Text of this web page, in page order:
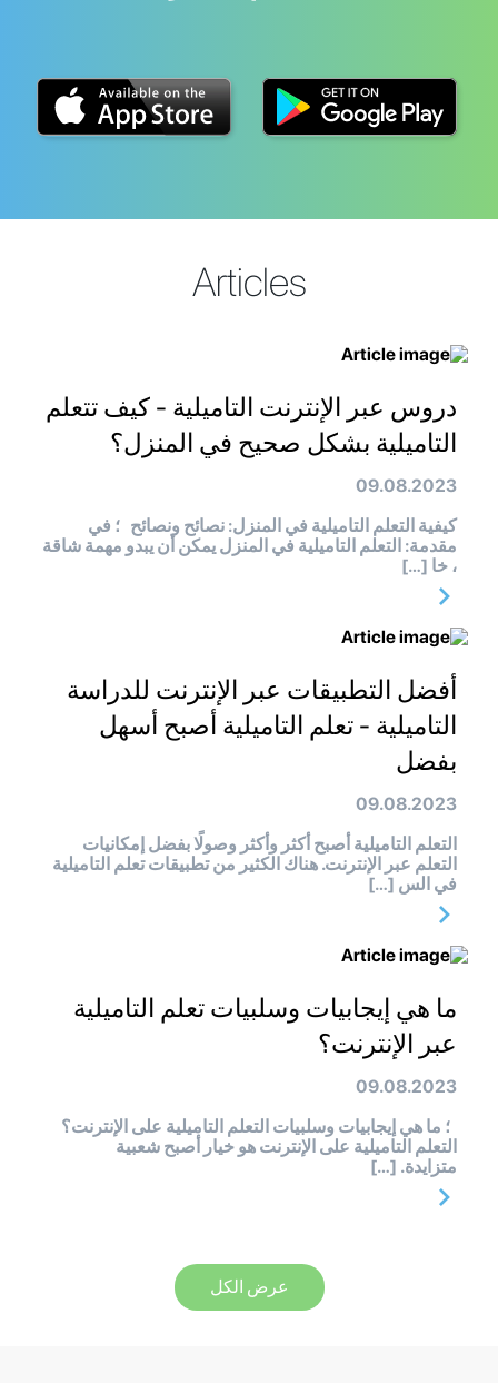
Articles
دروس عبر الإنترنت التاميلية - كيف تتعلم
التاميلية بشكل صحيح في المنزل؟
09.08.2023
كيفية التعلم التاميلية في المنزل: نصائح ونصائح ؛ في
مقدمة: التعلم التاميلية في المنزل يمكن أن يبدو مهمة شاقة
، خا […]
أفضل التطبيقات عبر الإنترنت للدراسة
التاميلية - تعلم التاميلية أصبح أسهل
بفضل
09.08.2023
التعلم التاميلية أصبح أكثر وأكثر وصولًا بفضل إمكانيات
التعلم عبر الإنترنت. هناك الكثير من تطبيقات تعلم التاميلية
في الس […]
ما هي إيجابيات وسلبيات تعلم التاميلية
عبر الإنترنت؟
09.08.2023
؛ ما هي إيجابيات وسلبيات التعلم التاميلية على الإنترنت؟
التعلم التاميلية على الإنترنت هو خيار أصبح شعبية
متزايدة. […]
عرض الكل